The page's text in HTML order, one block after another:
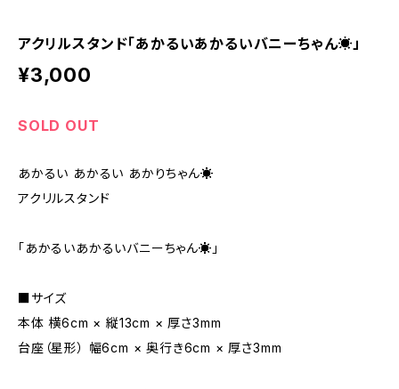
アクリルスタンド「あかるいあかるいバニーちゃん☀」
¥3,000
SOLD OUT
あかるい あかるい あかりちゃん☀
アクリルスタンド
「あかるいあかるいバニーちゃん☀」
■サイズ
本体 横6cm × 縦13cm × 厚さ3mm
台座（星形） 幅6cm × 奥行き6cm × 厚さ3mm